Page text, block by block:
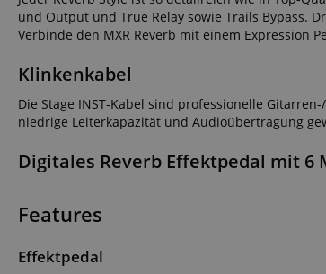
und Output und True Relay sowie Trails Bypass.
Verbinde den MXR Reverb mit einem Expression
Klinkenkabel
Die Stage INST-Kabel sind professionelle
niedrige Leiterkapazität und Audioübertragung
Digitales Reverb Effektpedal mit 6
Features
Effektpedal